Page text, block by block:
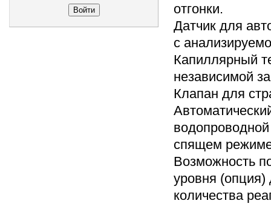
отгонки.
Датчик для
с
Капиллярный
независимой
Клапан для
спящем
Возможность
уровня (опция)
количества